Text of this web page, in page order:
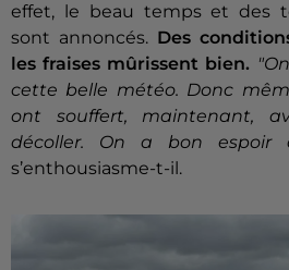
effet, le beau temps et des
sont annoncés. Des
les fraises mûrissent bien. "
cette belle météo. Donc
ont souffert, maintenant,
décoller. On a bon espoir
s’enthousiasme-t-il.